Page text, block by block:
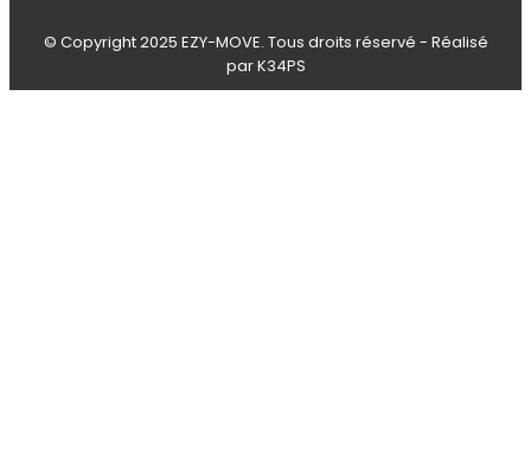
© Copyright 2025 EZY-MOVE. Tous droits réservé - Réalisé
par K34PS​